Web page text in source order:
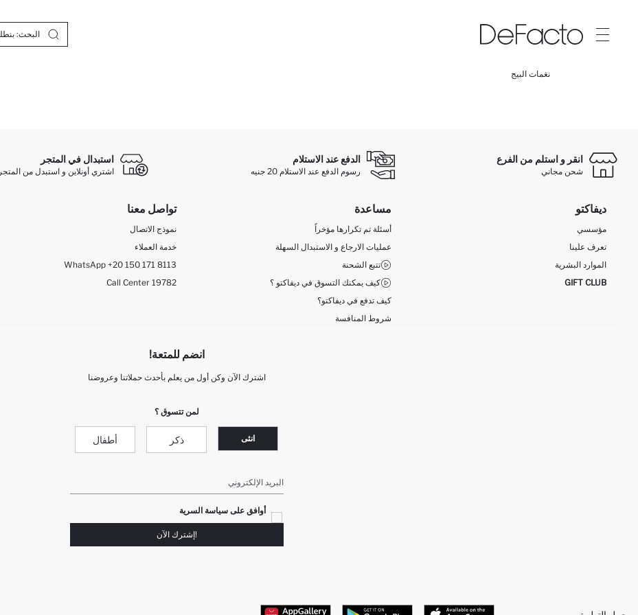
نغمات البيج
انقر و استلم من الفرع
شحن مجاني
الدفع عند الاستلام
رسوم الدفع عند الاستلام 20 جنيه
استبدال في المتجر
اشتري أونلاين و استبدل من المتجر
ديفاكتو
مؤسسي
تعرف علينا
الموارد البشرية
GIFT CLUB
مساعدة
أسئلة تم تكرارها مؤخراً
عمليات الارجاع و الاستبدال السهلة
تتبع الشحنة
كيف يمكنك التسوق في ديفاكتو ؟
كيف تدفع في ديفاكتو؟
شروط المنافسة
تواصل معنا
نموذج الاتصال
خدمة العملاء
WhatsApp +20 150 171 8113
Call Center 19782
انضم للمتعة!
اشترك الآن وكن أول من يعلم بأحدث حملاتنا وعروضنا
لمن تتسوق ؟
انثى ذكر أطفال
البريد الإلكتروني
أوافق على سياسة السرية
!إشترك الآن